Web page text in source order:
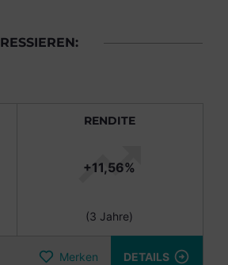
RENDITE
+11,56%
(3 Jahre)
Merken DETAILS